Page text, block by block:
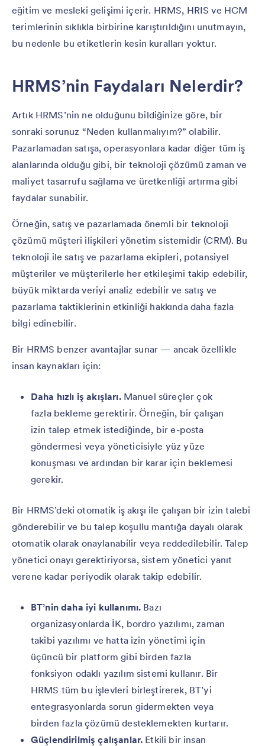
eğitim ve mesleki gelişimi içerir. HRMS, HRIS ve HCM
terimlerinin sıklıkla birbirine karıştırıldığını unutmayın,
bu nedenle bu etiketlerin kesin kuralları yoktur.
HRMS’nin Faydaları Nelerdir?
Artık HRMS’nin ne olduğunu bildiğinize göre, bir
sonraki sorunuz “Neden kullanmalıyım?” olabilir.
Pazarlamadan satışa, operasyonlara kadar diğer tüm iş
alanlarında olduğu gibi, bir teknoloji çözümü zaman ve
maliyet tasarrufu sağlama ve üretkenliği artırma gibi
faydalar sunabilir.
Örneğin, satış ve pazarlamada önemli bir teknoloji
çözümü müşteri ilişkileri yönetim sistemidir (CRM). Bu
teknoloji ile satış ve pazarlama ekipleri, potansiyel
müşteriler ve müşterilerle her etkileşimi takip edebilir,
büyük miktarda veriyi analiz edebilir ve satış ve
pazarlama taktiklerinin etkinliği hakkında daha fazla
bilgi edinebilir.
Bir HRMS benzer avantajlar sunar — ancak özellikle
insan kaynakları için:
Daha hızlı iş akışları.Manuel süreçler çok
fazla bekleme gerektirir. Örneğin, bir çalışan
izin talep etmek istediğinde, bir e-posta
göndermesi veya yöneticisiyle yüz yüze
konuşması ve ardından bir karar için beklemesi
gerekir.
Bir HRMS’deki otomatik iş akışı ile çalışan bir izin talebi
gönderebilir ve bu talep koşullu mantığa dayalı olarak
otomatik olarak onaylanabilir veya reddedilebilir. Talep
yönetici onayı gerektiriyorsa, sistem yönetici yanıt
verene kadar periyodik olarak takip edebilir.
BT’nin daha iyi kullanımı. Bazı
organizasyonlarda İK, bordro yazılımı, zaman
takibi yazılımı ve hatta izin yönetimi için
üçüncü bir platform gibi birden fazla
fonksiyon odaklı yazılım sistemi kullanır. Bir
HRMS tüm bu işlevleri birleştirerek, BT’yi
entegrasyonlarda sorun gidermekten veya
birden fazla çözümü desteklemekten kurtarır.
Güçlendirilmiş çalışanlar. Etkili bir insan